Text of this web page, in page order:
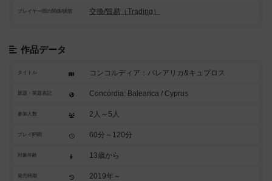
プレイヤー間の関係/状態 交換/貿易（Trading）
作品データ
タイトル コンコルディア：バレアリカ&キュプロス
原題・英題表記 Concordia: Balearica / Cyprus
参加人数 2人～5人
プレイ時間 60分～120分
対象年齢 13歳から
発売時期 2019年～